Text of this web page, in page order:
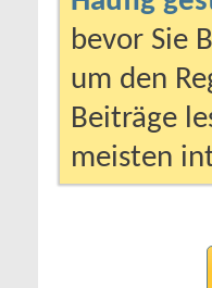
bevor Sie
um den
Beiträge
meisten